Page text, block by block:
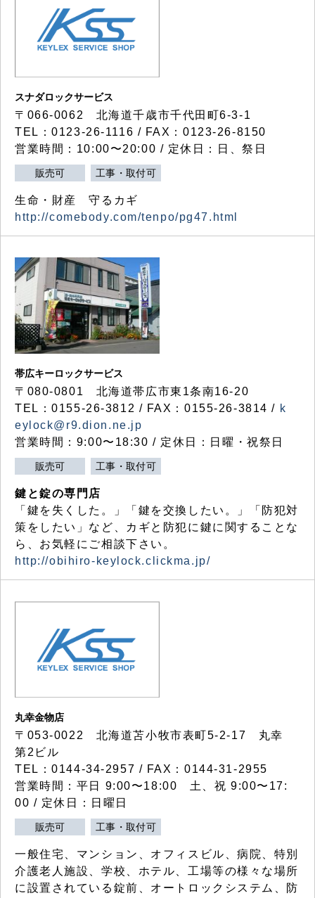
スナダロックサービス
〒066-0062 北海道千歳市千代田町6-3-1
TEL：0123-26-1116 / FAX：0123-26-8150
営業時間：10:00〜20:00 / 定休日：日、祭日
販売可 工事・取付可
生命・財産 守るカギ
http://comebody.com/tenpo/pg47.html
帯広キーロックサービス
〒080-0801 北海道帯広市東1条南16-20
TEL：0155-26-3812 / FAX：0155-26-3814 / k
eylock@r9.dion.ne.jp
営業時間：9:00〜18:30 / 定休日：日曜・祝祭日
販売可 工事・取付可
鍵と錠の専門店
「鍵を失くした。」「鍵を交換したい。」「防犯対
策をしたい」など、カギと防犯に鍵に関することな
ら、お気軽にご相談下さい。
http://obihiro-keylock.clickma.jp/
丸幸金物店
〒053-0022 北海道苫小牧市表町5-2-17 丸幸
第2ビル
TEL：0144-34-2957 / FAX：0144-31-2955
営業時間：平日 9:00〜18:00 土、祝 9:00〜17:
00 / 定休日：日曜日
販売可 工事・取付可
一般住宅、マンション、オフィスビル、病院、特別
介護老人施設、学校、ホテル、工場等の様々な場所
に設置されている錠前、オートロックシステム、防